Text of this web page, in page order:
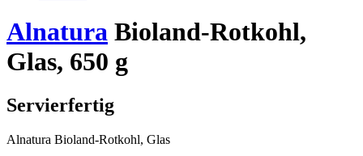
Alnatura Bioland-Rotkohl,
Glas, 650 g
Servierfertig
Alnatura Bioland-Rotkohl, Glas